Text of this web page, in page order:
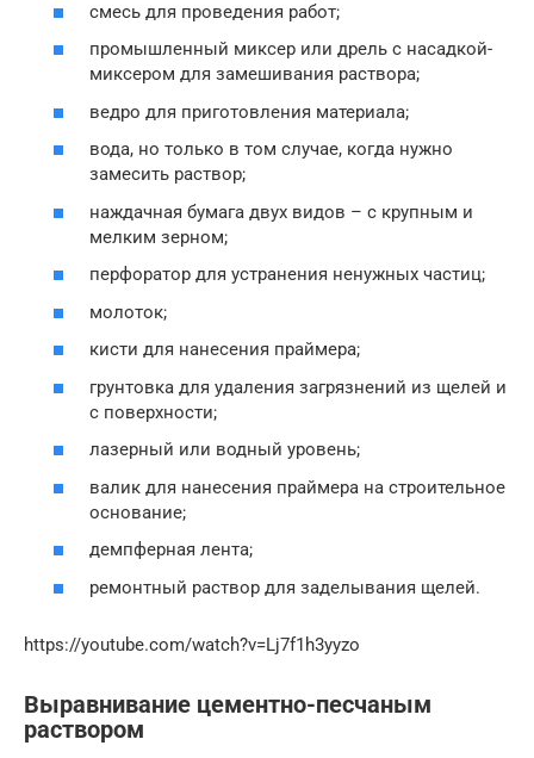
смесь для проведения работ;
промышленный миксер или дрель с насадкой-
миксером для замешивания раствора;
ведро для приготовления материала;
вода, но только в том случае, когда нужно
замесить раствор;
наждачная бумага двух видов – с крупным и
мелким зерном;
перфоратор для устранения ненужных частиц;
молоток;
кисти для нанесения праймера;
грунтовка для удаления загрязнений из щелей и
с поверхности;
лазерный или водный уровень;
валик для нанесения праймера на строительное
основание;
демпферная лента;
ремонтный раствор для заделывания щелей.
https://youtube.com/watch?v=Lj7f1h3yyzo
Выравнивание цементно-песчаным
раствором